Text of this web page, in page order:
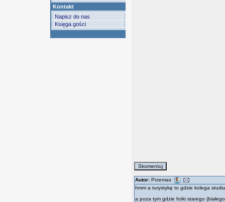
Kontakt
Napisz do nas
Księga gości
Autor: Przemas
hmm a turystykę to gdzie kolega
a poza tym gdzie fotki starego